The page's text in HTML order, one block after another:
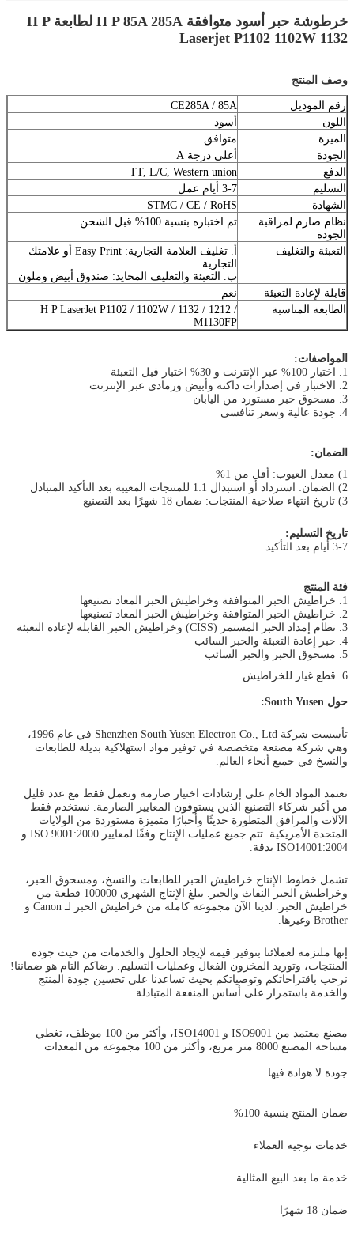
خرطوشة حبر أسود متوافقة H P 85A 285A لطابعة H P
Laserjet P1102 1102W 1132
وصف المنتج
رقم الموديل
CE285A / 85A
اللون
أسود
الميزة
متوافق
الجودة
أعلى درجة A
الدفع
TT, L/C, Western union
التسليم
3-7 أيام عمل
الشهادة
STMC / CE / RoHS
نظام صارم لمراقبة
الجودة
تم اختباره بنسبة 100% قبل الشحن
التعبئة والتغليف
أ. تغليف العلامة التجارية: Easy Print أو علامتك
التجارية.
ب. التعبئة والتغليف المحايد: صندوق أبيض وملون
قابلة لإعادة التعبئة
نعم
الطابعة المناسبة
H P LaserJet P1102 / 1102W / 1132 / 1212 /
M1130FP
المواصفات:
1. اختبار 100% عبر الإنترنت و 30% اختبار قبل التعبئة
2. الاختبار في إصدارات داكنة وأبيض ورمادي عبر الإنترنت
3. مسحوق حبر مستورد من اليابان
4. جودة عالية وسعر تنافسي
الضمان:
1) معدل العيوب: أقل من 1%
2) الضمان: استرداد أو استبدال 1:1 للمنتجات المعيبة بعد التأكيد المتبادل
3) تاريخ انتهاء صلاحية المنتجات: ضمان 18 شهرًا بعد التصنيع
تاريخ التسليم:
3-7 أيام بعد التأكيد
فئة المنتج
1. خراطيش الحبر المتوافقة وخراطيش الحبر المعاد تصنيعها
2. خراطيش الحبر المتوافقة وخراطيش الحبر المعاد تصنيعها
3. نظام إمداد الحبر المستمر (CISS) وخراطيش الحبر القابلة لإعادة التعبئة
4. حبر إعادة التعبئة والحبر السائب
5. مسحوق الحبر والحبر السائب
6. قطع غيار للخراطيش
حول South Yusen:
تأسست شركة Shenzhen South Yusen Electron Co., Ltd في عام 1996،
وهي شركة مصنعة متخصصة في توفير مواد استهلاكية بديلة للطابعات
والنسخ في جميع أنحاء العالم.
تعتمد المواد الخام على إرشادات اختيار صارمة وتعمل فقط مع عدد قليل
من أكبر شركاء التصنيع الذين يستوفون المعايير الصارمة. نستخدم فقط
الآلات والمرافق المتطورة حديثًا وأحبارًا متميزة مستوردة من الولايات
المتحدة الأمريكية. تتم جميع عمليات الإنتاج وفقًا لمعايير ISO 9001:2000 و
ISO14001:2004 بدقة.
تشمل خطوط الإنتاج خراطيش الحبر للطابعات والنسخ، ومسحوق الحبر،
وخراطيش الحبر النفاث والحبر. يبلغ الإنتاج الشهري 100000 قطعة من
خراطيش الحبر. لدينا الآن مجموعة كاملة من خراطيش الحبر لـ Canon و
Brother وغيرها.
إنها ملتزمة لعملائنا بتوفير قيمة لإيجاد الحلول والخدمات من حيث جودة
المنتجات، وتوريد المخزون الفعال وعمليات التسليم. رضاكم التام هو ضماننا!
نرحب باقتراحاتكم وتوصياتكم بحيث تساعدنا على تحسين جودة المنتج
والخدمة باستمرار على أساس المنفعة المتبادلة.
مصنع معتمد من ISO9001 و ISO14001، وأكثر من 100 موظف، تغطي
مساحة المصنع 8000 متر مربع، وأكثر من 100 مجموعة من المعدات
جودة لا هوادة فيها
ضمان المنتج بنسبة 100%
خدمات توجيه العملاء
خدمة ما بعد البيع المثالية
ضمان 18 شهرًا